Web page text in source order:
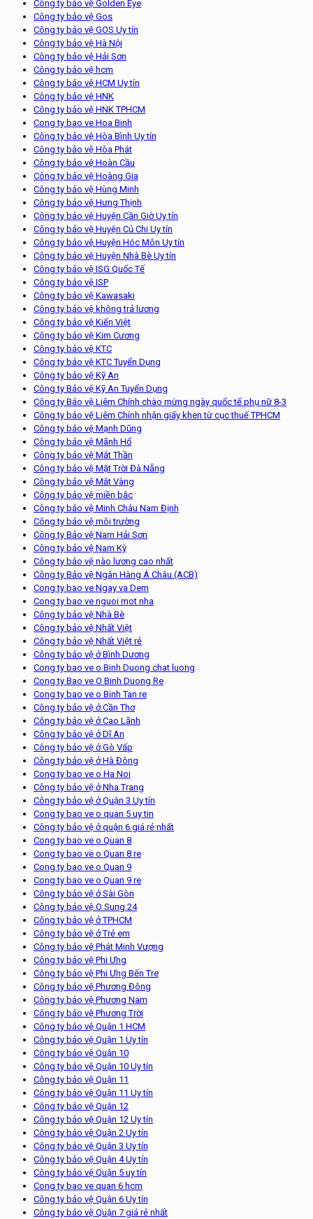
Công ty bảo vệ Golden Eye
Công ty bảo vệ Gos
Công ty bảo vệ GOS Uy tín
Công ty bảo vệ Hà Nội
Công ty bảo vệ Hải Sơn
Công ty bảo vệ hcm
Công ty bảo vệ HCM Uy tín
Công ty bảo vệ HNK
Công ty bảo vệ HNK TPHCM
Cong ty bao ve Hoa Binh
Công ty bảo vệ Hòa Bình Uy tín
Công ty bảo vệ Hòa Phát
Công ty bảo vệ Hoàn Cầu
Công ty bảo vệ Hoàng Gia
Công ty bảo vệ Hùng Minh
Công ty bảo vệ Hưng Thịnh
Công ty bảo vệ Huyện Cần Giờ Uy tín
Công ty bảo vệ Huyện Củ Chi Uy tín
Công ty bảo vệ Huyện Hóc Môn Uy tín
Công ty bảo vệ Huyện Nhà Bè Uy tín
Công ty bảo vệ ISG Quốc Tế
Công ty bảo vệ ISP
Công ty bảo vệ Kawasaki
Công ty bảo vệ không trả lương
Công ty bảo vệ Kiến Việt
Công ty bảo vệ Kim Cương
Công ty bảo vệ KTC
Công ty bảo vệ KTC Tuyển Dụng
Công ty bảo vệ Kỹ An
Công ty Bảo vệ Kỹ An Tuyển Dụng
Công ty Bảo vệ Liêm Chính chào mừng ngày quốc tế phụ nữ 8-3
Công ty bảo vệ Liêm Chính nhận giấy khen từ cục thuế TPHCM
Công ty bảo vệ Mạnh Dũng
Công ty bảo vệ Mãnh Hổ
Công ty bảo vệ Mắt Thần
Công ty bảo vệ Mặt Trời Đà Nẵng
Công ty bảo vệ Mắt Vàng
Công ty bảo vệ miền bắc
Công ty bảo vệ Minh Châu Nam Định
Công ty bảo vệ môi trường
Công ty Bảo vệ Nam Hải Sơn
Công ty bảo vệ Nam Kỳ
Công ty bảo vệ nào lương cao nhất
Công ty Bảo vệ Ngân Hàng Á Châu (ACB)
Cong ty bao ve Ngay va Dem
Cong ty bao ve nguoi mot nha
Công ty bảo vệ Nhà Bè
Công ty bảo vệ Nhất Việt
Công ty bảo vệ Nhất Việt rẻ
Công ty bảo vệ ở Bình Dương
Cong ty bao ve o Binh Duong chat luong
Cong ty Bao ve O Binh Duong Re
Cong ty bao ve o Binh Tan re
Công ty bảo vệ ở Cần Thơ
Công ty bảo vệ ở Cao Lãnh
Công ty bảo vệ ở Dĩ An
Công ty bảo vệ ở Gò Vấp
Công ty bảo vệ ở Hà Đông
Cong ty bao ve o Ha Noi
Công ty bảo vệ ở Nha Trang
Công ty bảo vệ ở Quận 3 Uy tín
Cong ty bao ve o quan 5 uy tin
Công ty bảo vệ ở quận 6 giá rẻ nhất
Cong ty bao ve o Quan 8
Cong ty bao ve o Quan 8 re
Cong ty bao ve o Quan 9
Cong ty bao ve o Quan 9 re
Công ty bảo vệ ở Sài Gòn
Công ty bảo vệ O Sung 24
Công ty bảo vệ ở TPHCM
Công ty bảo vệ ở Trẻ em
Công ty bảo vệ Phát Minh Vượng
Công ty bảo vệ Phi Ưng
Công ty bảo vệ Phi Ưng Bến Tre
Công ty bảo vệ Phương Đông
Công ty bảo vệ Phương Nam
Công ty bảo vệ Phương Trời
Công ty bảo vệ Quận 1 HCM
Công ty bảo vệ Quận 1 Uy tín
Công ty bảo vệ Quận 10
Công ty bảo vệ Quận 10 Uy tín
Công ty bảo vệ Quận 11
Công ty bảo vệ Quận 11 Uy tín
Công ty bảo vệ Quận 12
Công ty bảo vệ Quận 12 Uy tín
Công ty bảo vệ Quận 2 Uy tín
Công ty bảo vệ Quận 3 Uy tín
Công ty bảo vệ Quận 4 Uy tín
Công ty bảo vệ Quận 5 uy tín
Cong ty bao ve quan 6 hcm
Công ty bảo vệ Quận 6 Uy tín
Công ty bảo vệ Quận 7 giá rẻ nhất